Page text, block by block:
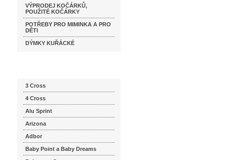
VÝPRODEJ KOČÁRKŮ,
POUŽITÉ KOČÁRKY
POTŘEBY PRO MIMINKA A PRO
DĚTI
DÝMKY KUŘÁCKÉ
3 Cross
4 Cross
Alu Sprint
Arizona
Adbor
Baby Point a Baby Dreams